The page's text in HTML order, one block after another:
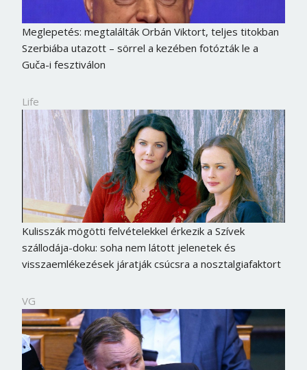
Meglepetés: megtalálták Orbán Viktort, teljes titokban
Szerbiába utazott – sörrel a kezében fotózták le a
Guča-i fesztiválon
Life
Kulisszák mögötti felvételekkel érkezik a Szívek
szállodája-doku: soha nem látott jelenetek és
visszaemlékezések járatják csúcsra a nosztalgiafaktort
VG